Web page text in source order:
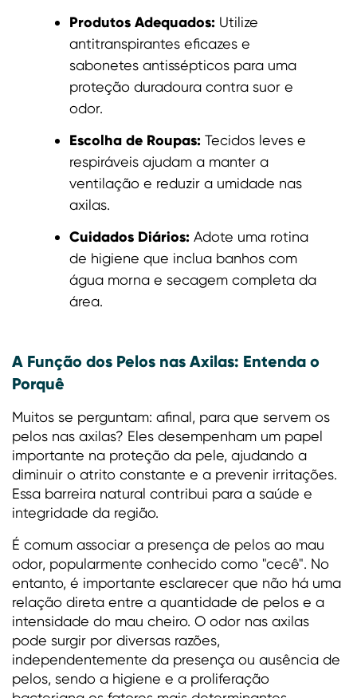
Produtos Adequados: Utilize
antitranspirantes eficazes e
sabonetes antissépticos para uma
proteção duradoura contra suor e
odor.
Escolha de Roupas: Tecidos leves e
respiráveis ajudam a manter a
ventilação e reduzir a umidade nas
axilas.
Cuidados Diários: Adote uma rotina
de higiene que inclua banhos com
água morna e secagem completa da
área.
A Função dos Pelos nas Axilas: Entenda o
Porquê
Muitos se perguntam: afinal, para que servem os
pelos nas axilas? Eles desempenham um papel
importante na proteção da pele, ajudando a
diminuir o atrito constante e a prevenir irritações.
Essa barreira natural contribui para a saúde e
integridade da região.
É comum associar a presença de pelos ao mau
odor, popularmente conhecido como "cecê". No
entanto, é importante esclarecer que não há uma
relação direta entre a quantidade de pelos e a
intensidade do mau cheiro. O odor nas axilas
pode surgir por diversas razões,
independentemente da presença ou ausência de
pelos, sendo a higiene e a proliferação